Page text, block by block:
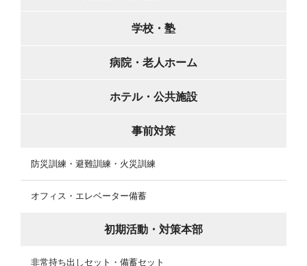
学校・塾
病院・老人ホーム
ホテル・公共施設
事前対策
防災訓練・避難訓練・火災訓練
オフィス・エレベーター備蓄
初期活動・対策本部
非常持ち出しセット・備蓄セット